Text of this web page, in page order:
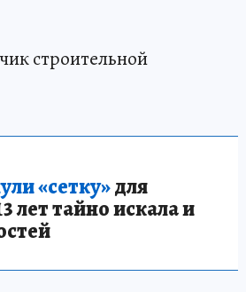
строительной
«сетку»для
лет тайно искала и